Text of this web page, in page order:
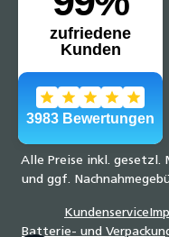
Alle Preise inkl. gesetzl.
und ggf.
Kundenservice
Batterie- und